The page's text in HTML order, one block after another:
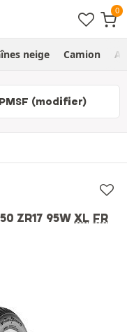
neige Camion
(modifier)
ZR17 95W XL FR